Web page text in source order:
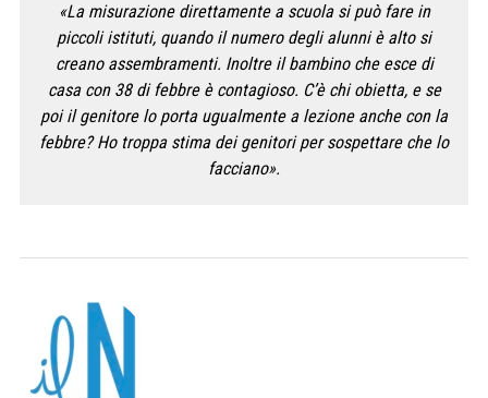
«La misurazione direttamente a scuola si può fare in
piccoli istituti, quando il numero degli alunni è alto si
creano assembramenti. Inoltre il bambino che esce di
casa con 38 di febbre è contagioso. C’è chi obietta, e se
poi il genitore lo porta ugualmente a lezione anche con la
febbre? Ho troppa stima dei genitori per sospettare che lo
facciano».